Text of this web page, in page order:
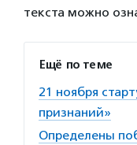
текста можно
Ещё по теме
21 ноября
признаний»
Определены